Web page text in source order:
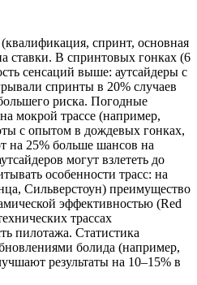
спринт, основная
ставки. В спринтовых гонках (6
сенсаций выше: аутсайдеры с
спринты в 20% случаев
риска. Погодные
мокрой трассе (например,
с опытом в дождевых гонках,
на 25% больше шансов на
могут взлететь до
особенности трасс: на
Сильверстоун) преимущество
эффективностью (Red
трассах
пилотажа. Статистика
болида (например,
результаты на 10–15% в